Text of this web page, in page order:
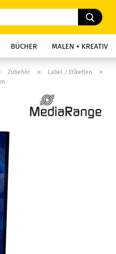
BÜCHER MALEN + KREATIV
Zubehör » Label / Etiketten »